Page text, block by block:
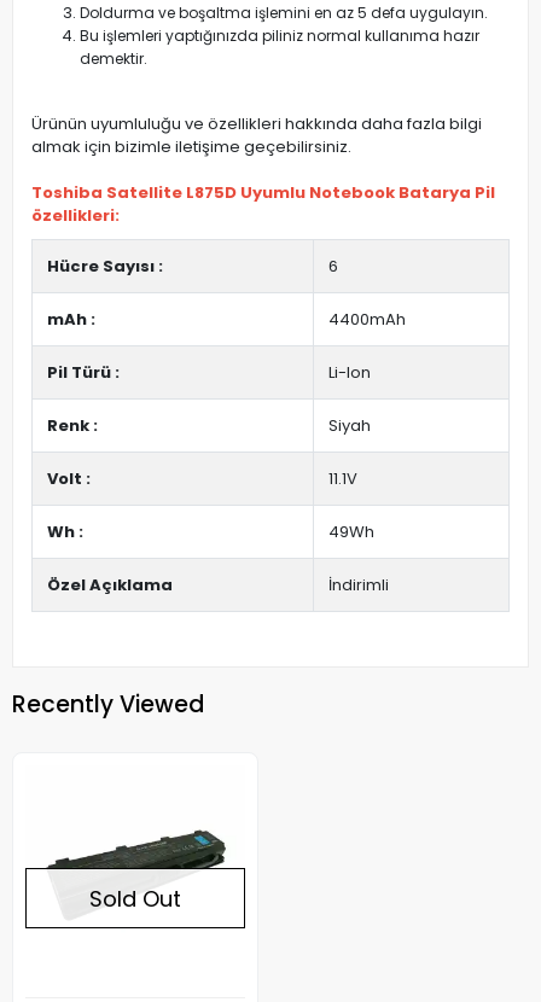
Doldurma ve boşaltma işlemini en az 5 defa uygulayın.
Bu işlemleri yaptığınızda piliniz normal kullanıma hazır
demektir.
Ürünün uyumluluğu ve özellikleri hakkında daha fazla bilgi
almak için bizimle iletişime geçebilirsiniz.
Toshiba Satellite L875D Uyumlu Notebook Batarya Pil
özellikleri:
Hücre Sayısı : 6
mAh : 4400mAh
Pil Türü : Li-Ion
Renk : Siyah
Volt : 11.1V
Wh : 49Wh
Özel Açıklama İndirimli
Recently Viewed
Sold Out